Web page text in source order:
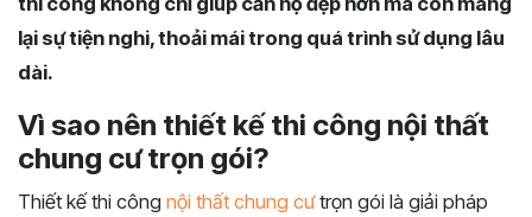
lại sự tiện nghi, thoải mái trong quá trình sử dụng lâu
dài.
Vì sao nên thiết kế thi công nội thất
chung cư trọn gói?
Thiết kế thi công nội thất chung cưtrọn gói là giải pháp